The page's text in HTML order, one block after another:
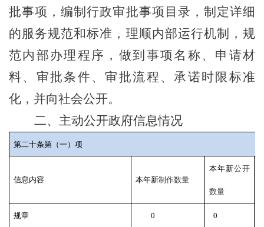
批事项，编制行政审批事项目录，制定详细
的服务规范和标准，理顺内部运行机制，规
范内部办理程序，做到事项名称、申请材
料、审批条件、审批流程、承诺时限标准
化，并向社会公开。
二、主动公开政府信息情况
第二十条第（一）项
信息内容 本年新制作数量
本年新公开
数量
规章 0 0